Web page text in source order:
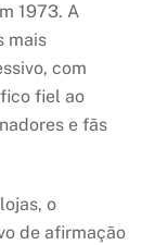
1973. A
mais
com
fiel ao
e fãs
o
de afirmação